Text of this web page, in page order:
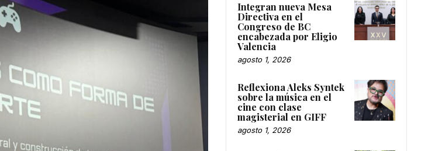
Integran nueva Mesa
Directiva en el
Congreso de BC
encabezada por Eligio
Valencia
agosto 1, 2026
Reflexiona Aleks Syntek
sobre la música en el
cine con clase
magisterial en GIFF
agosto 1, 2026